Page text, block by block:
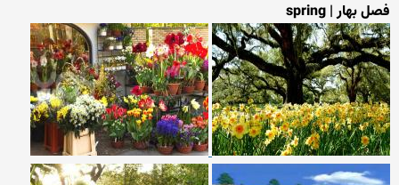
فصل بهار | spring